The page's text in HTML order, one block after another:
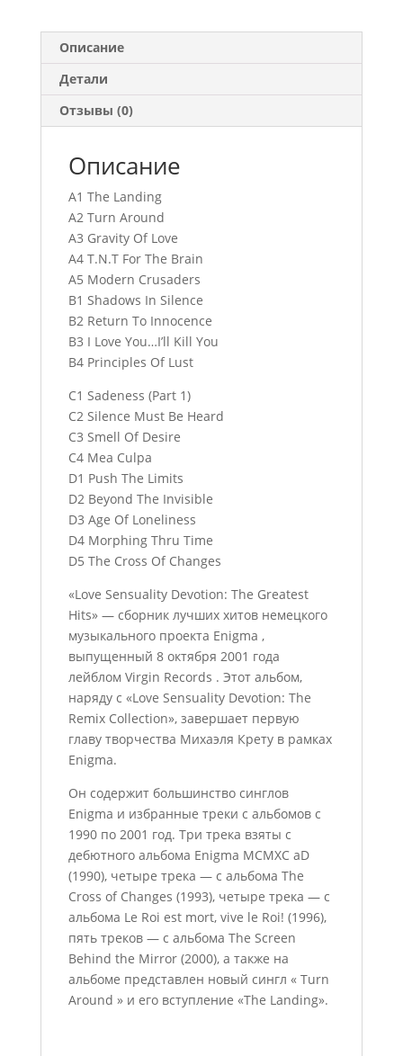
Описание
Детали
Отзывы (0)
Описание
A1 The Landing
A2 Turn Around
A3 Gravity Of Love
A4 T.N.T For The Brain
A5 Modern Crusaders
B1 Shadows In Silence
B2 Return To Innocence
B3 I Love You…I’ll Kill You
B4 Principles Of Lust
C1 Sadeness (Part 1)
C2 Silence Must Be Heard
C3 Smell Of Desire
C4 Mea Culpa
D1 Push The Limits
D2 Beyond The Invisible
D3 Age Of Loneliness
D4 Morphing Thru Time
D5 The Cross Of Changes
«Love Sensuality Devotion: The Greatest
Hits» — сборник лучших хитов немецкого
музыкального проекта Enigma ,
выпущенный 8 октября 2001 года
лейблом Virgin Records . Этот альбом,
наряду с «Love Sensuality Devotion: The
Remix Collection», завершает первую
главу творчества Михаэля Крету в рамках
Enigma.
Он содержит большинство синглов
Enigma и избранные треки с альбомов с
1990 по 2001 год. Три трека взяты с
дебютного альбома Enigma MCMXC aD
(1990), четыре трека — с альбома The
Cross of Changes (1993), четыре трека — с
альбома Le Roi est mort, vive le Roi! (1996),
пять треков — с альбома The Screen
Behind the Mirror (2000), а также на
альбоме представлен новый сингл « Turn
Around » и его вступление «The Landing».